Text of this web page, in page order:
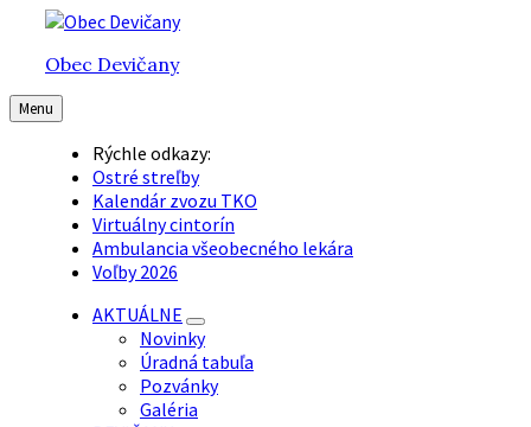
Preskočiť
obsah
Preskočiť
hlavnú
navigáciu
Preskočiť
pätičkuObec Devičany
Menu
Rýchle odkazy:
Ostré streľby
Kalendár zvozu TKO
Virtuálny cintorín
Ambulancia všeobecného lekára
Voľby 2026
AKTUÁLNE
Novinky
Úradná tabuľa
Pozvánky
Galéria